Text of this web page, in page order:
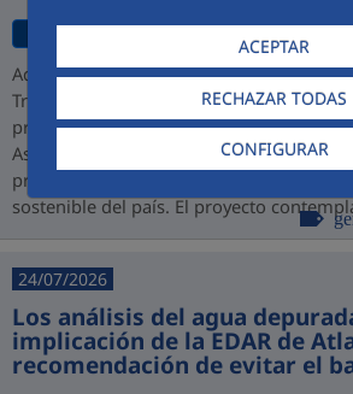
ACEPTAR
RECHAZAR TODAS
CONFIGURAR
Aqualia ha resultado adjudicataria del
Tratamiento de Aguas Residuales (PTAR)
promovido por PROINVERSIÓN bajo la
Asociación Público-Privada (APP),
presencia en Perú y su compromiso con
sostenible del país. El proyecto
24/07/2026
Los análisis del agua
implicación de la EDAR de
recomendación de evitar el